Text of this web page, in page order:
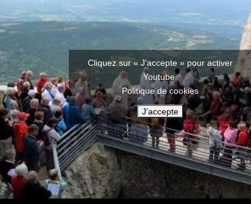
Cliquez sur « J’accepte » pour activer
Youtube
Politique de cookies
J’accepte